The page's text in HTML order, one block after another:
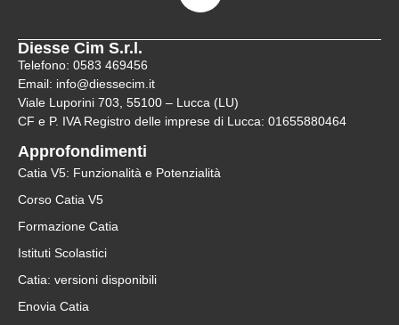
Diesse Cim S.r.l.
Telefono: 0583 469456
Email: info@diessecim.it
Viale Luporini 703, 55100 – Lucca (LU)
CF e P. IVA Registro delle imprese di Lucca: 01655880464
Approfondimenti
Catia V5: Funzionalità e Potenzialità
Corso Catia V5
Formazione Catia
Istituti Scolastici
Catia: versioni disponibili
Enovia Catia